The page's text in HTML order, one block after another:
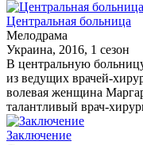
Центральная больница
Мелодрама
Украина, 2016, 1 сезон
В центральную
из ведущих врачей-
волевая женщина
талантливый врач-
Заключение